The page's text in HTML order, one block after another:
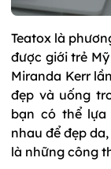
Teatox là
được giới trẻ
Miranda Kerr
đẹp và uống
bạn có thể lựa
nhau để đẹp
là những công